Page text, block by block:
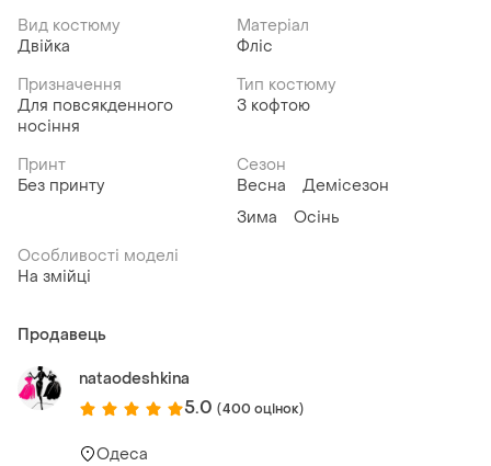
Вид костюму
Двійка
Матеріал
Фліс
Призначення
Для повсякденного
носіння
Тип костюму
З кофтою
Принт
Без принту
Сезон
Весна
Демісезон
Зима
Осінь
Особливості моделі
На змійці
Продавець
nataodeshkina
5.0 (400 оцінок)
Одеса